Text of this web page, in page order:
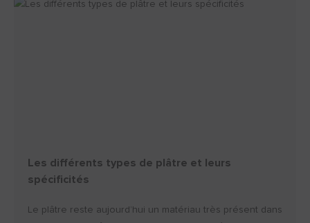
Les différents types de plâtre et leurs
spécificités
Le plâtre reste aujourd’hui un matériau très présent dans